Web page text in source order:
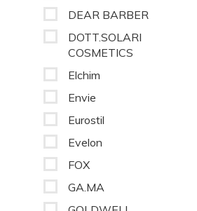
DEAR BARBER
DOTT.SOLARI
COSMETICS
Elchim
Envie
Eurostil
Evelon
FOX
GA.MA